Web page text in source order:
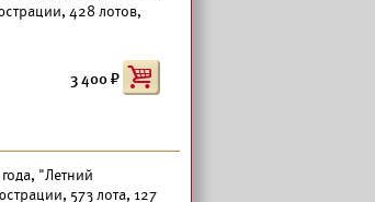
428 лотов,
3 400
"Летний
573 лота, 127